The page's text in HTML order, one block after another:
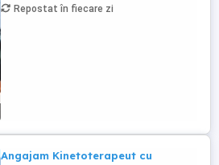
recuperarea medicala si o capacitate
Repostat în fiecare zi
Angajam Kinetoterapeut cu